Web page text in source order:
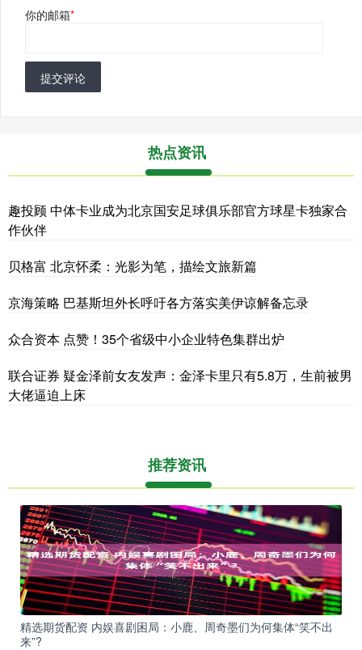
你的邮箱*
提交评论
热点资讯
趣投顾 中体卡业成为北京国安足球俱乐部官方球星卡独家合
作伙伴
贝格富 北京怀柔：光影为笔，描绘文旅新篇
京海策略 巴基斯坦外长呼吁各方落实美伊谅解备忘录
众合资本 点赞！35个省级中小企业特色集群出炉
联合证券 疑金泽前女友发声：金泽卡里只有5.8万，生前被男
大佬逼迫上床
推荐资讯
精选期货配资 内娱喜剧困局：小鹿、周奇墨们为何集体“笑不出
来”?